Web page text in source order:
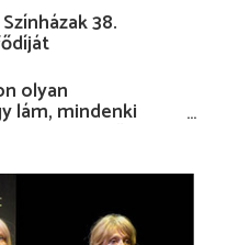
38.
olyan
lám, mindenki